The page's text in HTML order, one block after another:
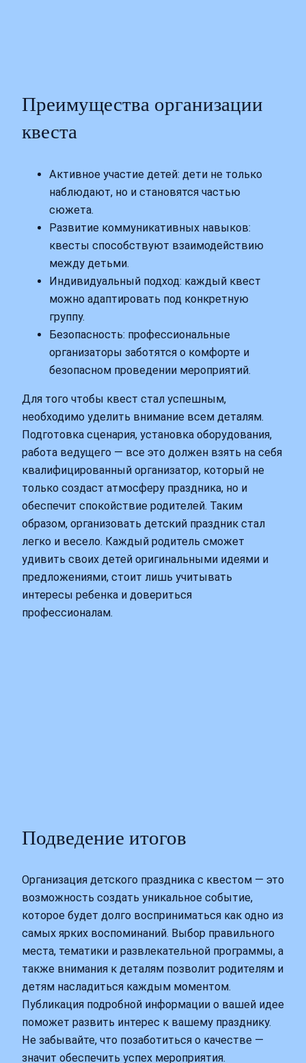
Преимущества организации
квеста
Активное участие детей: дети не только
наблюдают, но и становятся частью
сюжета.
Развитие коммуникативных навыков:
квесты способствуют взаимодействию
между детьми.
Индивидуальный подход: каждый квест
можно адаптировать под конкретную
группу.
Безопасность: профессиональные
организаторы заботятся о комфорте и
безопасном проведении мероприятий.
Для того чтобы квест стал успешным,
необходимо уделить внимание всем деталям.
Подготовка сценария, установка оборудования,
работа ведущего — все это должен взять на себя
квалифицированный организатор, который не
только создаст атмосферу праздника, но и
обеспечит спокойствие родителей. Таким
образом, организовать детский праздник стал
легко и весело. Каждый родитель сможет
удивить своих детей оригинальными идеями и
предложениями, стоит лишь учитывать
интересы ребенка и довериться
профессионалам.
Подведение итогов
Организация детского праздника с квестом — это
возможность создать уникальное событие,
которое будет долго восприниматься как одно из
самых ярких воспоминаний. Выбор правильного
места, тематики и развлекательной программы, а
также внимания к деталям позволит родителям и
детям насладиться каждым моментом.
Публикация подробной информации о вашей идее
поможет развить интерес к вашему празднику.
Не забывайте, что позаботиться о качестве —
значит обеспечить успех мероприятия.